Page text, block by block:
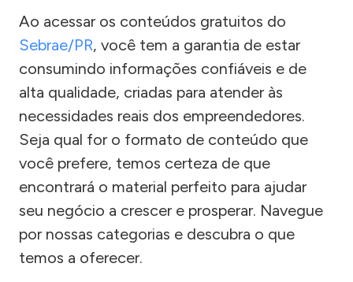
Ao acessar os conteúdos gratuitos do
Sebrae/PR, você tem a garantia de estar
consumindo informações confiáveis e de
alta qualidade, criadas para atender às
necessidades reais dos empreendedores.
Seja qual for o formato de conteúdo que
você prefere, temos certeza de que
encontrará o material perfeito para ajudar
seu negócio a crescer e prosperar. Navegue
por nossas categorias e descubra o que
temos a oferecer.